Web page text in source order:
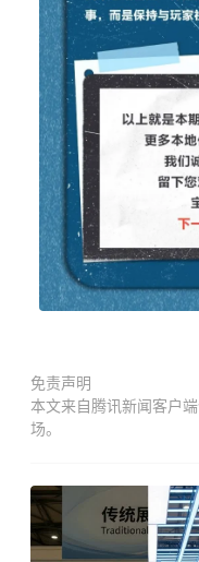
免责声明
本文来自腾讯新闻客户
场。